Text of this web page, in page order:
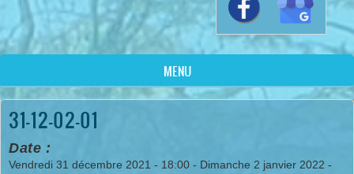
MENU
31-12-02-01
Date :
Vendredi 31 décembre 2021 - 18:00 - Dimanche 2 janvier 2022 -